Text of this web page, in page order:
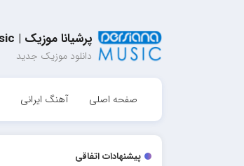
پرشیانا موزیک | Persiana Music
دانلود موزیک جدید
صفحه اصلی آهنگ ایرانی
پیشنهادات اتفاقی